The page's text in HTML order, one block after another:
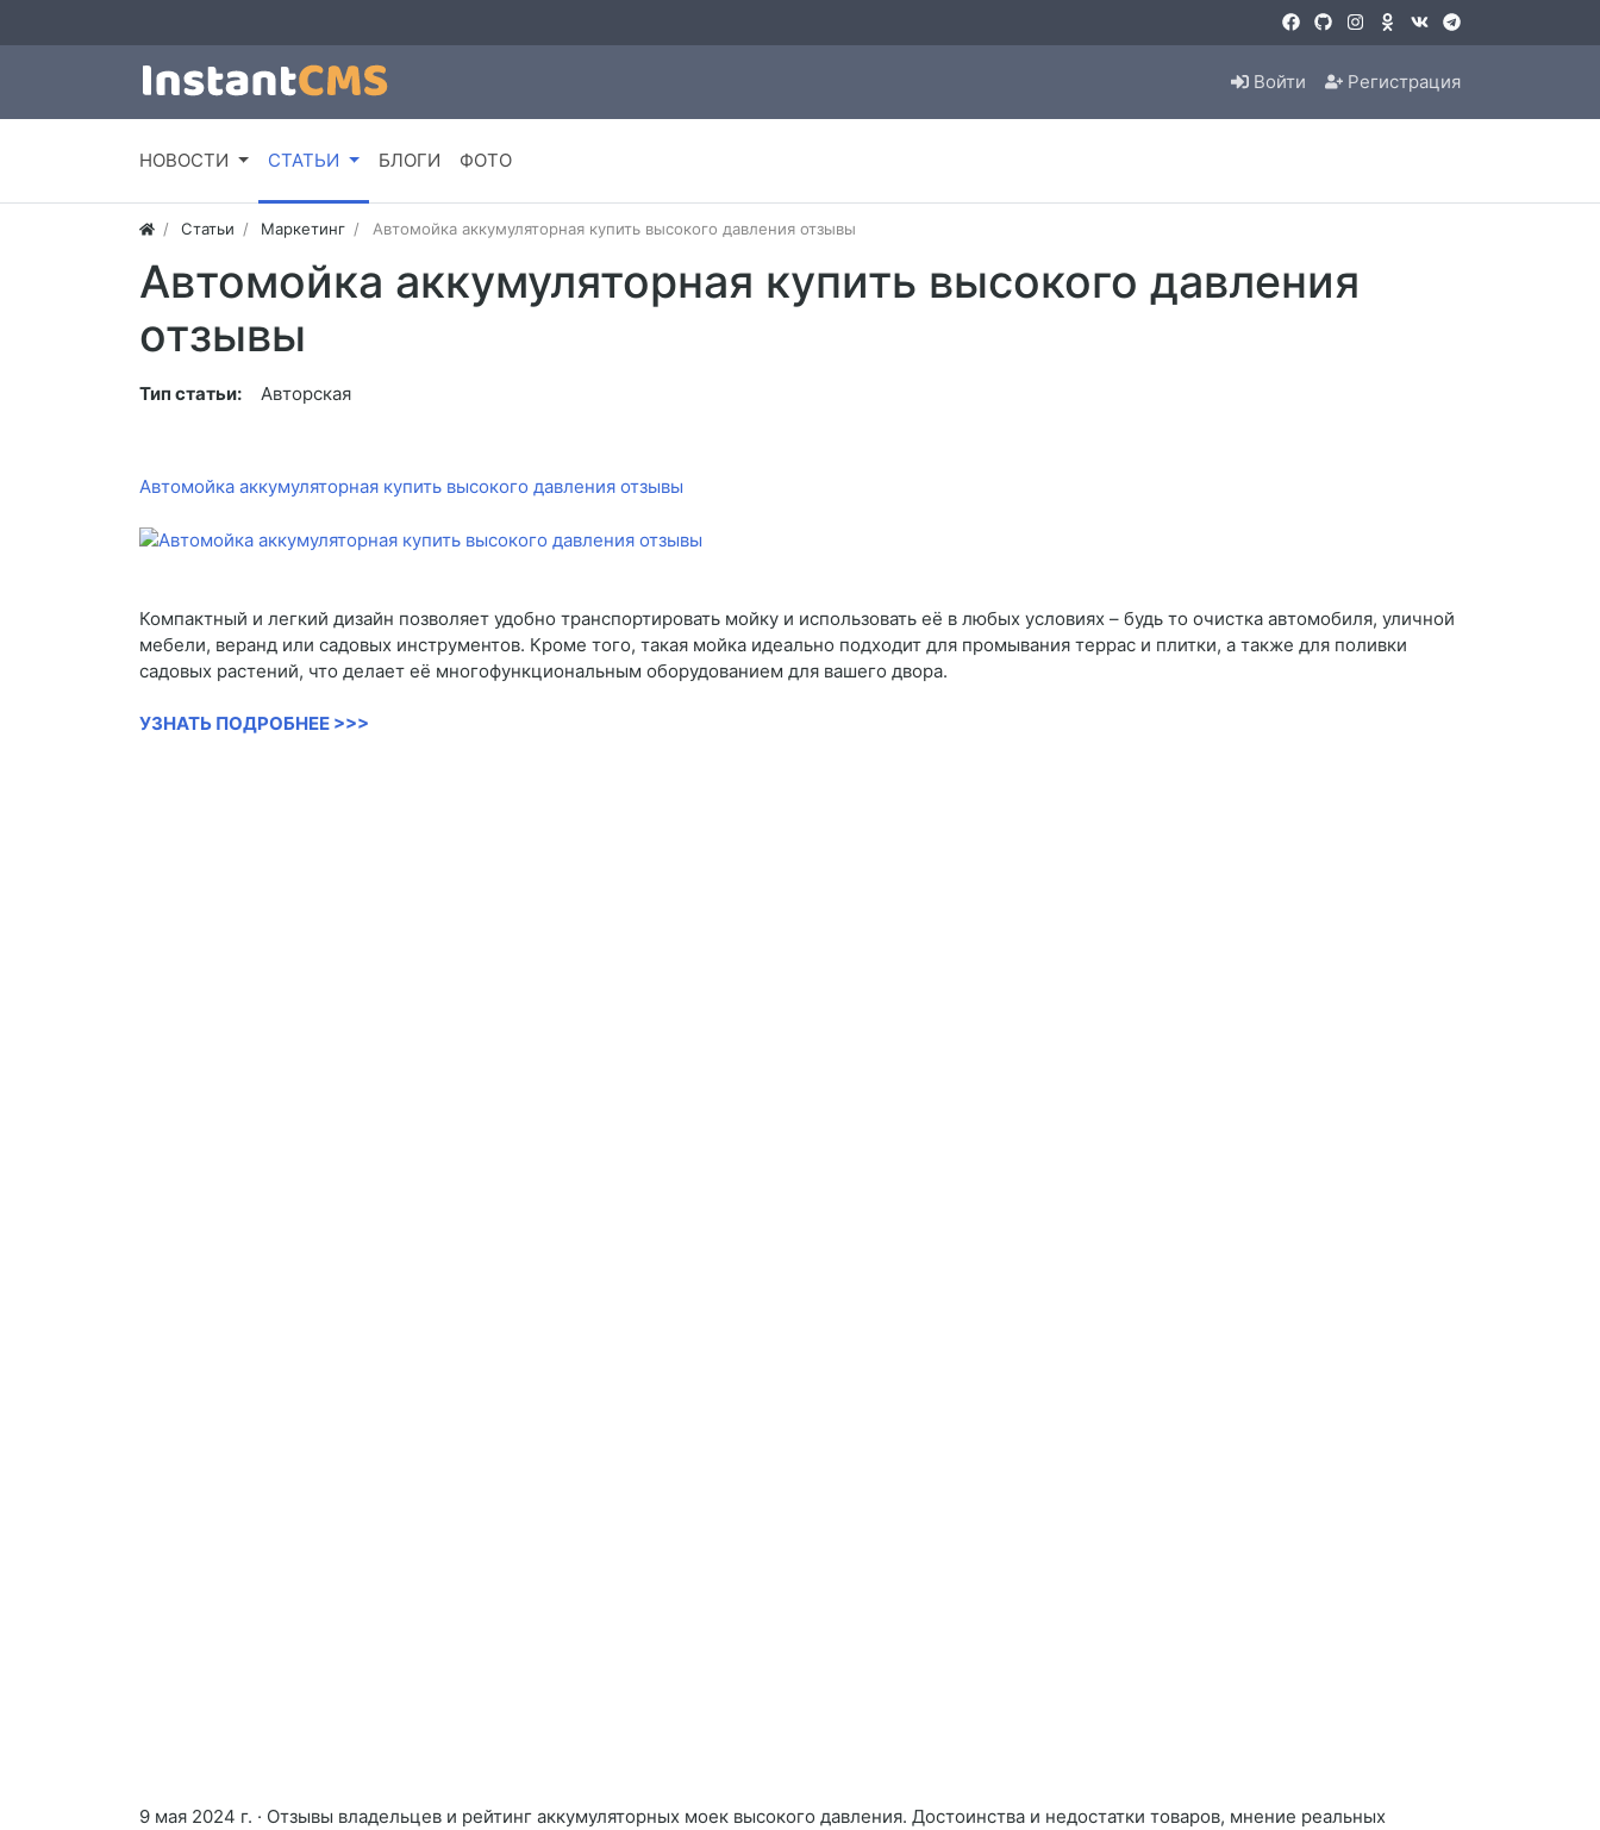
Войти Регистрация
НОВОСТИ СТАТЬИ БЛОГИ ФОТО
Статьи Маркетинг Автомойка аккумуляторная купить высокого давления отзывы
Автомойка аккумуляторная купить высокого давления
отзывы
Тип статьи: Авторская
Автомойка аккумуляторная купить высокого давления отзывы
Компактный и легкий дизайн позволяет удобно транспортировать мойку и использовать её в любых условиях – будь то очистка автомобиля, уличной
мебели, веранд или садовых инструментов. Кроме того, такая мойка идеально подходит для промывания террас и плитки, а также для поливки
садовых растений, что делает её многофункциональным оборудованием для вашего двора.
УЗНАТЬ ПОДРОБНЕЕ >>>
9 мая 2024 г. · Отзывы владельцев и рейтинг аккумуляторных моек высокого давления. Достоинства и недостатки товаров, мнение реальных